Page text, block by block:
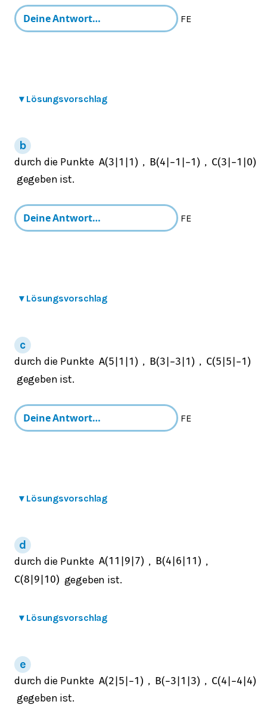
FE
▾ Lösungsvorschlag
durch die Punkte A(3 1 1 ) , B(4 −1 −1 ) , C(3 −1 0)
gegeben ist.
FE
▾ Lösungsvorschlag
durch die Punkte A(5 1 1 ) , B(3 −3 1 ) , C(5 5 −1 )
gegeben ist.
FE
▾ Lösungsvorschlag
durch die Punkte A(11 9 7) , B(4 6 11 ) ,
C(8 9 10) gegeben ist.
▾ Lösungsvorschlag
durch die Punkte A(2 5 −1 ) , B(−3 1 3) , C(4 −4 4)
gegeben ist.